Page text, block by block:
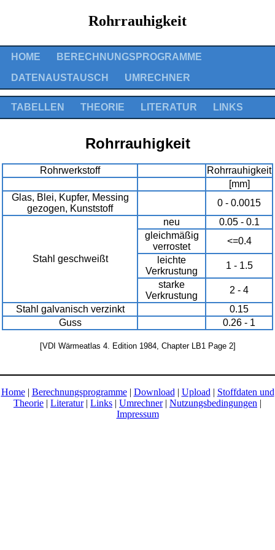
Rohrrauhigkeit
HOME
BERECHNUNGSPROGRAMME
DATENAUSTAUSCH
UMRECHNER
TABELLEN THEORIE LITERATUR LINKS
Rohrrauhigkeit
Rohrwerkstoff
Rohrrauhigkeit
[mm]
Glas, Blei, Kupfer, Messing
gezogen, Kunststoff
0 - 0.0015
Stahl geschweißt
neu
0.05 - 0.1
gleichmäßig
verrostet
<=0.4
leichte
Verkrustung
1 - 1.5
starke
Verkrustung
2 - 4
Stahl galvanisch verzinkt
0.15
Guss
0.26 - 1
[VDI Wärmeatlas 4. Edition 1984, Chapter LB1 Page 2]
Home| Berechnungsprogramme| Download | Upload | Stoffdaten und
Theorie | Literatur| Links | Umrechner| Nutzungsbedingungen |
Impressum